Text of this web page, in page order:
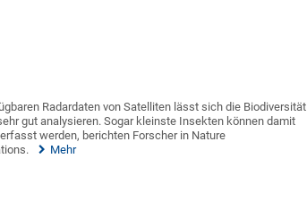
Radardaten von Satelliten lässt sich die Biodiversität
gut analysieren. Sogar kleinste Insekten können damit
werden, berichten Forscher in Nature
Mehr